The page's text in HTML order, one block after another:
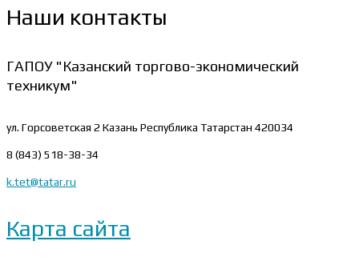
Наши контакты
ГАПОУ "Казанский торгово-экономический
техникум"
ул. Горсоветская 2 Казань Республика Татарстан 420034
8 (843) 518-38-34
k.tet@tatar.ru
Карта сайта